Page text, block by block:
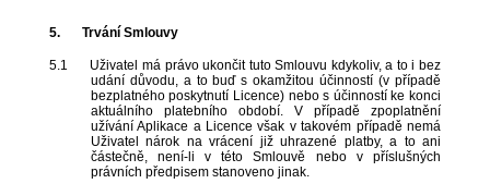
5. Trvání Smlouvy
5.1
Uživatel má právo ukončit tuto Smlouvu kdykoliv, a to i bez
udání důvodu, a to buď s okamžitou účinností (v případě
bezplatného poskytnutí Licence) nebo s účinností ke konci
aktuálního platebního období. V případě zpoplatnění
užívání Aplikace a Licence však v takovém případě nemá
Uživatel nárok na vrácení již uhrazené platby, a to ani
částečně, není-li v této Smlouvě nebo v příslušných
právních předpisem stanoveno jinak.